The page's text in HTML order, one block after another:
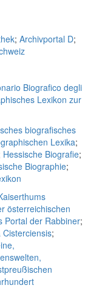
; Archivportal D;
Biografico degli
Lexikon zur
biografisches
Lexika;
Hessische Biografie;
Biographie;
österreichischen
Portal der Rabbiner;
Cisterciensis;